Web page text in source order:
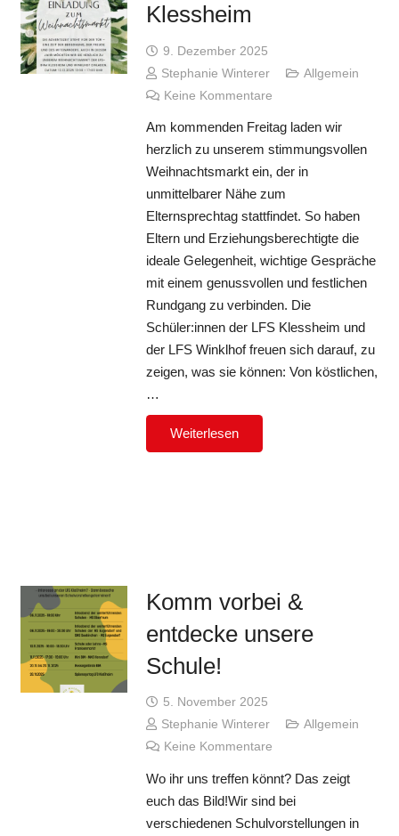
Klessheim
9. Dezember 2025
Stephanie Winterer
Allgemein
Keine Kommentare
Am kommenden Freitag laden wir
herzlich zu unserem stimmungsvollen
Weihnachtsmarkt ein, der in
unmittelbarer Nähe zum
Elternsprechtag stattfindet. So haben
Eltern und Erziehungsberechtigte die
ideale Gelegenheit, wichtige Gespräche
mit einem genussvollen und festlichen
Rundgang zu verbinden. Die
Schüler:innen der LFS Klessheim und
der LFS Winklhof freuen sich darauf, zu
zeigen, was sie können: Von köstlichen,
…
Weiterlesen
Komm vorbei &
entdecke unsere
Schule!
5. November 2025
Stephanie Winterer
Allgemein
Keine Kommentare
Wo ihr uns treffen könnt? Das zeigt
euch das Bild!Wir sind bei
verschiedenen Schulvorstellungen in